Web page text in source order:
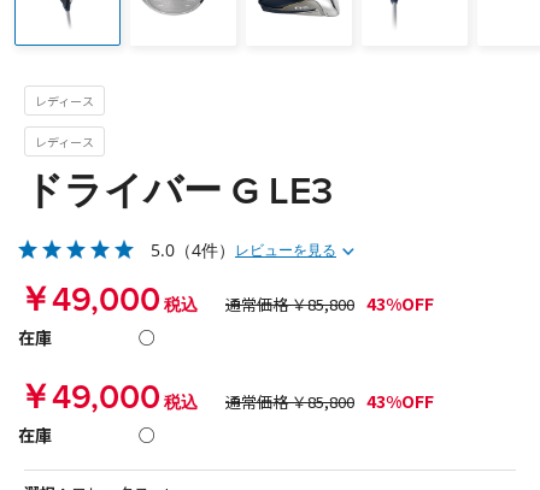
ドライバー G LE3
レディース
レディース
￥49,000税込 通常価格 ￥85,800 43%OFF
在庫
○
￥49,000税込 通常価格 ￥85,800 43%OFF
在庫
○
5.0 （4件） レビューを見る